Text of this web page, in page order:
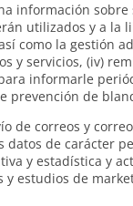
información
utilizados y a la
como la gestión
servicios, (iv)
informarle
prevención de
correos y
de carácter
y estadística y
y estudios de